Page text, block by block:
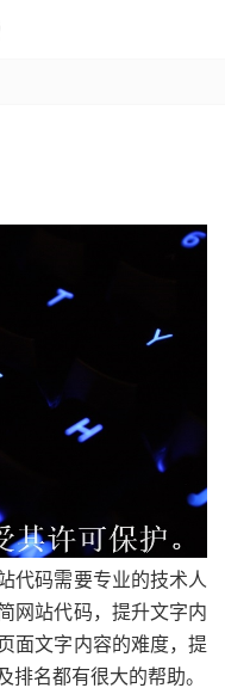
代码需要专业的技术人
网站代码，提升文字内
面文字内容的难度，提
名都有很大的帮助。